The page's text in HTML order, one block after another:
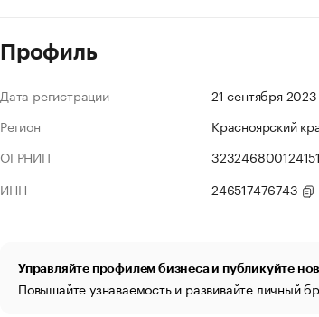
Профиль
Дата регистрации
21 сентября 2023
Регион
Красноярский
ОГРНИП
323246800124151
ИНН
246517476743
Управляйте профилем бизнеса и публикуйте
Повышайте узнаваемость и развивайте личный